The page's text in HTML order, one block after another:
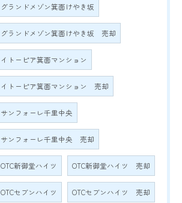
グランドメゾン箕面けやき坂
グランドメゾン箕面けやき坂 売却
イトーピア箕面マンション
イトーピア箕面マンション 売却
サンフォーレ千里中央
サンフォーレ千里中央 売却
OTC新御堂ハイツ OTC新御堂ハイツ 売却
OTCセブンハイツ OTCセブンハイツ 売却